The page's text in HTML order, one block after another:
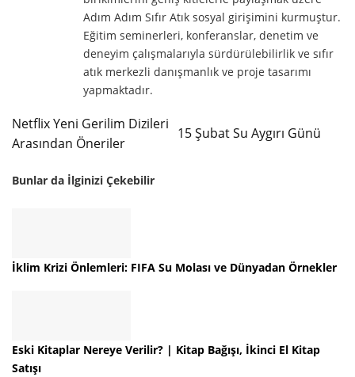
Adım Adım Sıfır Atık sosyal girişimini kurmuştur.
Eğitim seminerleri, konferanslar, denetim ve
deneyim çalışmalarıyla sürdürülebilirlik ve sıfır
atık merkezli danışmanlık ve proje tasarımı
yapmaktadır.
Netflix Yeni Gerilim Dizileri
Arasından Öneriler
15 Şubat Su Aygırı Günü
Bunlar da İlginizi Çekebilir
İklim Krizi Önlemleri: FIFA Su Molası ve Dünyadan Örnekler
Eski Kitaplar Nereye Verilir? | Kitap Bağışı, İkinci El Kitap
Satışı